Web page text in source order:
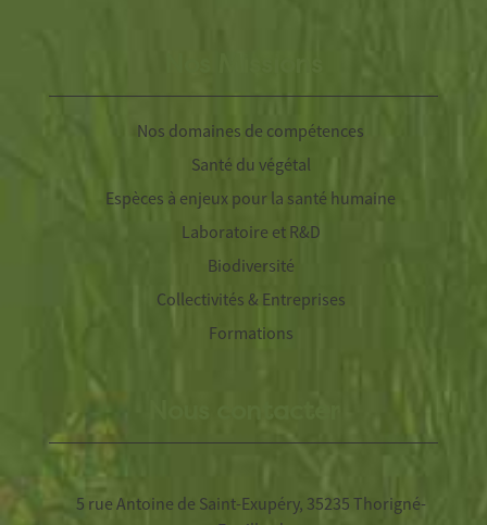
Nos domaines de compétences
Santé du végétal
Espèces à enjeux pour la santé humaine
Laboratoire et R&D
Biodiversité
Collectivités & Entreprises
Formations
5 rue Antoine de Saint-Exupéry, 35235 Thorigné-